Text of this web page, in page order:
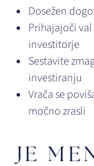
Dosežen
Prihajajoči
investitorje
Sestavite
investiranju
Vrača se
močno zrasli
JE